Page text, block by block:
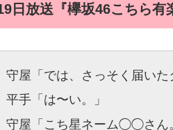
日放送『欅坂46こちら有
守屋 「では、さっそく届い
平手「は〜い。」
守屋 「こち星ネーム◯◯さん